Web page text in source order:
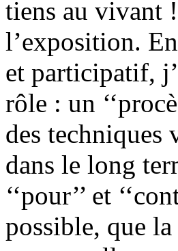
tiens au vivant
l’exposition.
et participatif,
rôle : un
des
dans le long
‘‘pour’’ et
possible, que